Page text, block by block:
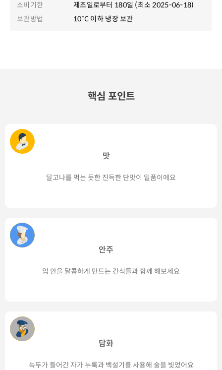
소비기한
제조일로부터 180일 (최소 2025-06-18)
보관방법
10˚C 이하 냉장 보관
핵심 포인트
맛
달고나를 먹는 듯한 진득한 단맛이 일품이에요
안주
입 안을 달콤하게 만드는 간식들과 함께 해보세요
담화
녹두가 들어간 자가 누룩과 백설기를 사용해 술을 빚었어요